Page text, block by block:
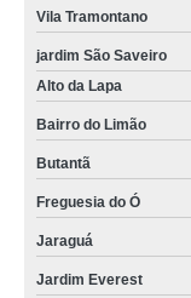
Vila Tramontano
jardim São Saveiro
Alto da Lapa
Bairro do Limão
Butantã
Freguesia do Ó
Jaraguá
Jardim Everest